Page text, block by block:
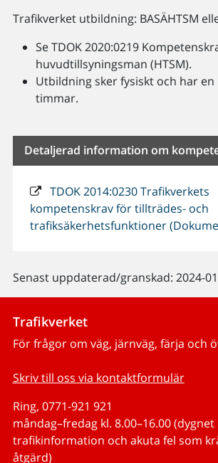
Trafikverket utbildning: BASÄHTSM
Se TDOK 2020:0219
huvudtillsyningsman (HTSM).
Utbildning sker fysiskt och har
timmar.
Detaljerad information om
TDOK 2014:0230 Trafikverkets
kompetenskrav för tillträdes- och
trafiksäkerhetsfunktioner
Senast uppdaterad/granskad: 2024-
Trafikverket
För frågor om väg, järnväg, färja och
Skriv till oss via kontaktformulär
Ring, 0771-921 921
måndag–fredag kl. 8.00–16.00
trafikinformation och akuta fel som
åtgärd)